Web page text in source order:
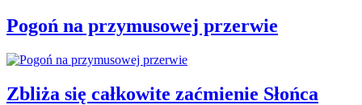
Pogoń na przymusowej przerwie
Zbliża się całkowite zaćmienie Słońca